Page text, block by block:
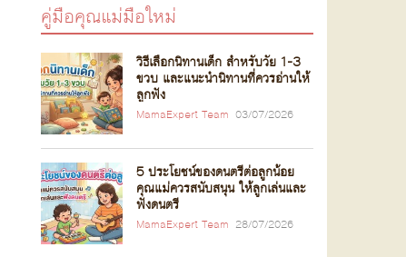
คู่มือคุณแม่มือใหม่
วิธีเลือกนิทานเด็ก สำหรับวัย 1-3
ขวบ และแนะนำนิทานที่ควรอ่านให้
ลูกฟัง
MamaExpert Team 03/07/2026
5 ประโยชน์ของดนตรีต่อลูกน้อย
คุณแม่ควรสนับสนุน ให้ลูกเล่นและ
ฟังดนตรี
MamaExpert Team 28/07/2026